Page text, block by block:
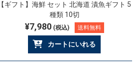
【ギフト】海鮮 セット 北海道 漬魚ギフト 5
種類 10切
¥7,980(税込) 送料無料
カートにいれる